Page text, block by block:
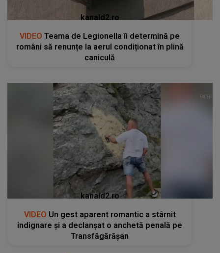
kanald2.ro
VIDEO Teama de Legionella îi determină pe
români să renunțe la aerul condiționat în plină
caniculă
kanald2.ro
VIDEO Un gest aparent romantic a stârnit
indignare și a declanșat o anchetă penală pe
Transfăgărășan